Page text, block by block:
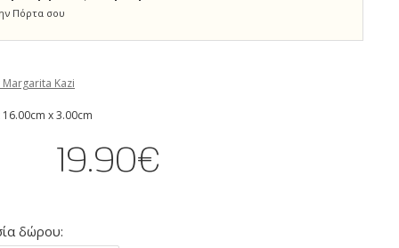
Πόρτα σου
Kazi
x 3.00cm
19.90€
δώρου: